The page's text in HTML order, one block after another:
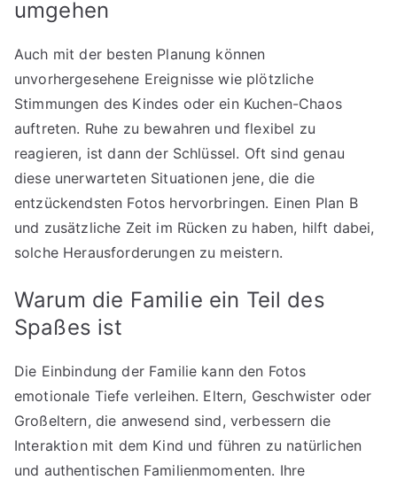
umgehen
Auch mit der besten Planung können
unvorhergesehene Ereignisse wie plötzliche
Stimmungen des Kindes oder ein Kuchen-Chaos
auftreten. Ruhe zu bewahren und flexibel zu
reagieren, ist dann der Schlüssel. Oft sind genau
diese unerwarteten Situationen jene, die die
entzückendsten Fotos hervorbringen. Einen Plan B
und zusätzliche Zeit im Rücken zu haben, hilft dabei,
solche Herausforderungen zu meistern.
Warum die Familie ein Teil des
Spaßes ist
Die Einbindung der Familie kann den Fotos
emotionale Tiefe verleihen. Eltern, Geschwister oder
Großeltern, die anwesend sind, verbessern die
Interaktion mit dem Kind und führen zu natürlichen
und authentischen Familienmomenten. Ihre